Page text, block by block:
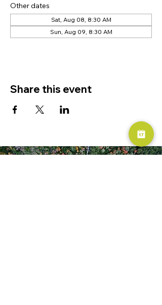
Other dates
Sat, Aug 08, 8:30 AM
Sun, Aug 09, 8:30 AM
Share this event